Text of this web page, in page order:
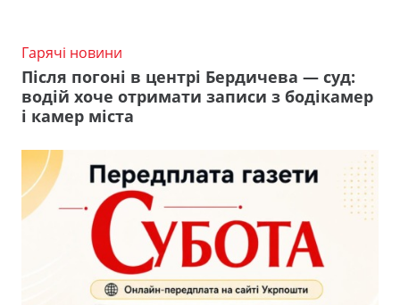
Гарячі новини
Після погоні в центрі Бердичева — суд:
водій хоче отримати записи з бодікамер
і камер міста